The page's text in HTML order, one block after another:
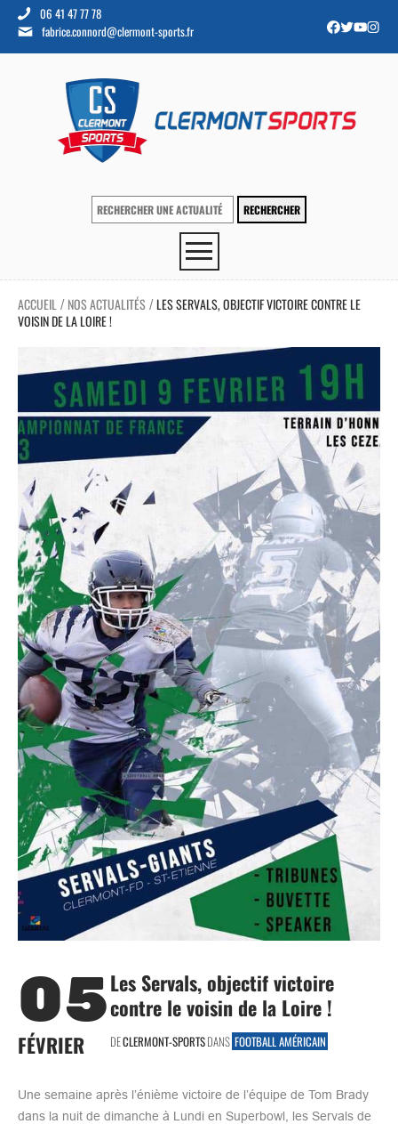
06 41 47 77 78
fabrice.connord@clermont-sports.fr
ACCUEIL / NOS ACTUALITÉS /LES SERVALS, OBJECTIF VICTOIRE CONTRE LE
VOISIN DE LA LOIRE !
05
FÉVRIER
Les Servals, objectif victoire
contre le voisin de la Loire !
DECLERMONT-SPORTSDANS FOOTBALL AMÉRICAIN
Une semaine après l’énième victoire de l’équipe de Tom Brady
dans la nuit de dimanche à Lundi en Superbowl, les Servals de